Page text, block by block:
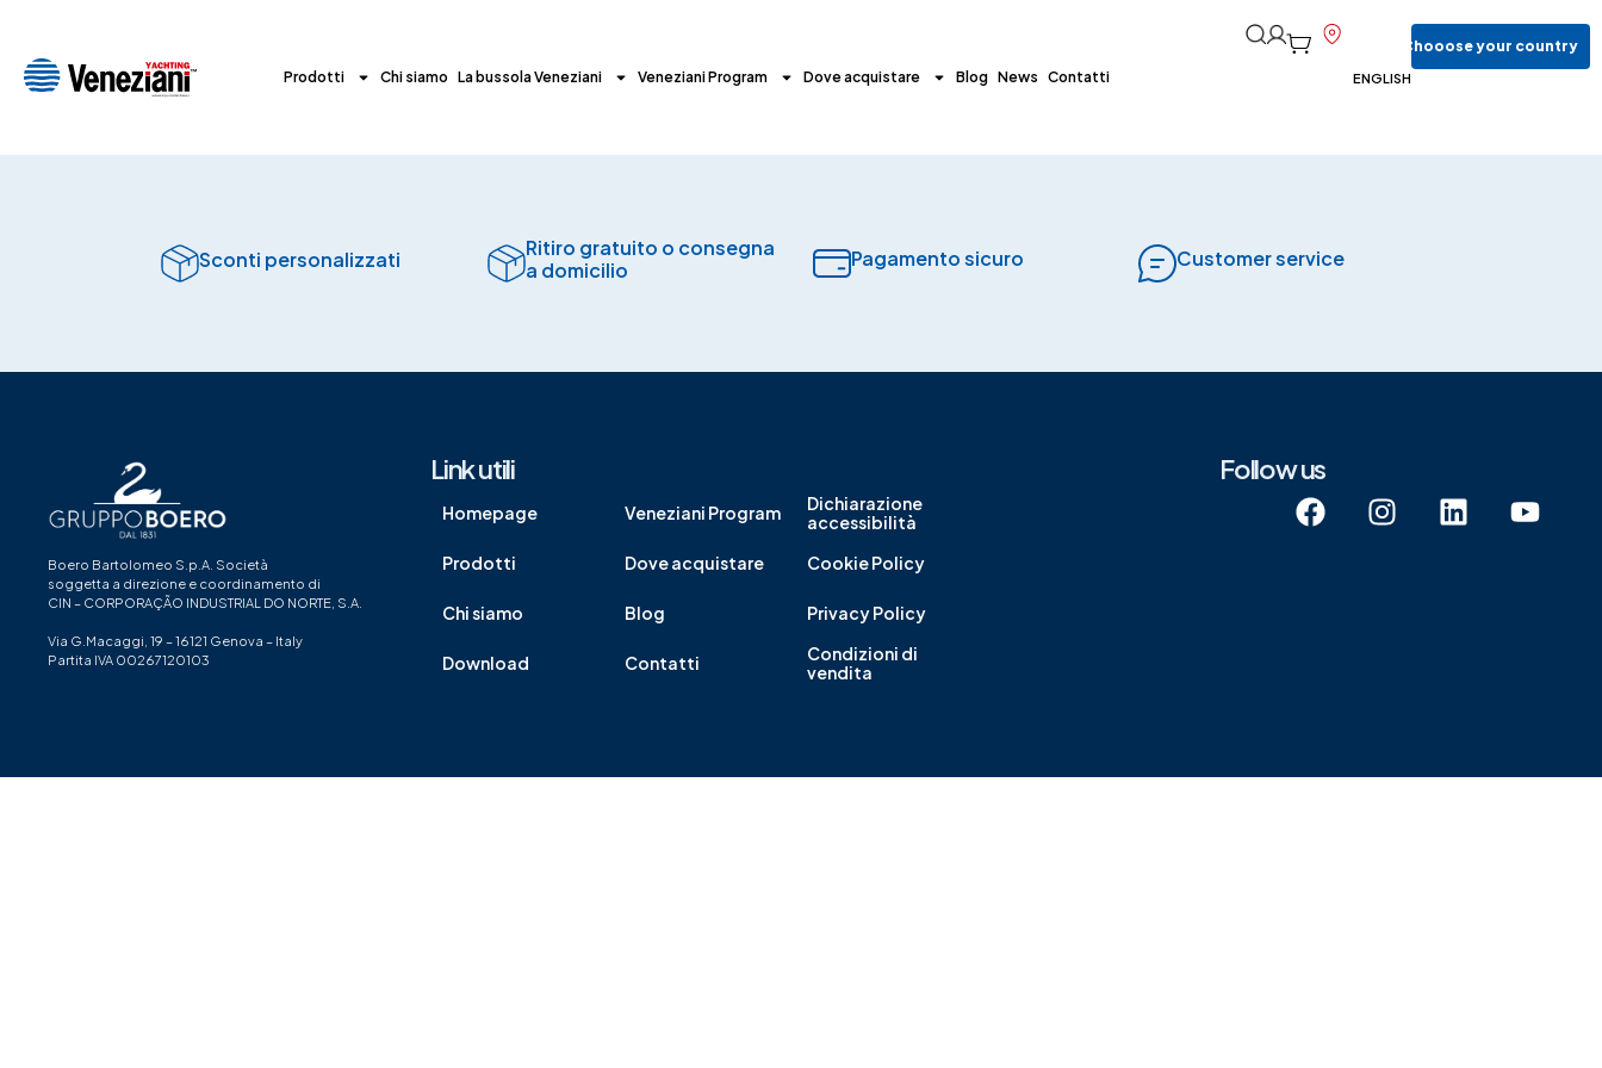
Prodotti Chi siamo La bussola Veneziani Veneziani Program Dove acquistare Blog News Contatti
Choooseyour country
ENGLISH
Sconti personalizzati
Ritiro gratuito o consegna
a domicilio
Pagamento sicuro​ Customer service
Boero Bartolomeo S.p.A. Società
soggetta a direzione e coordinamento di
CIN – CORPORAÇÃO INDUSTRIAL DO NORTE, S.A.
Via G.Macaggi, 19 – 16121 Genova – Italy
Partita IVA 00267120103
Link utili
Homepage
Prodotti
Chi siamo
Download
Veneziani Program
Dove acquistare
Blog
Contatti
Dichiarazione
accessibilità
Cookie Policy
Privacy Policy
Condizioni di
vendita
Follow us